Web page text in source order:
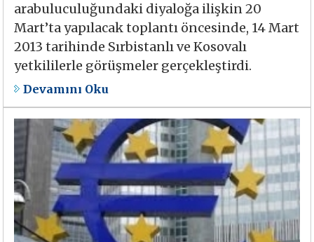
arabuluculuğundaki diyaloğa ilişkin 20
Mart’ta yapılacak toplantı öncesinde, 14 Mart
2013 tarihinde Sırbistanlı ve Kosovalı
yetkililerle görüşmeler gerçekleştirdi.
Devamını Oku